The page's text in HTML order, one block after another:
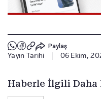
Paylaş
Yayın Tarihi 06 Ekim,
Haberle İlgili Daha